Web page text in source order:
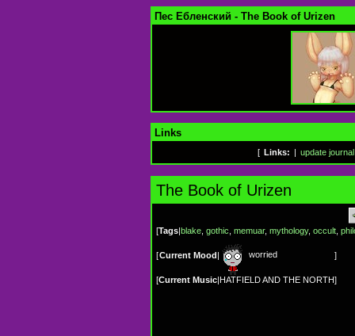
Пес Ебленский - The Book of Urizen
Links
[ Links: update journal
The Book of Urizen
[Tags|blake gothic memuar, mythology, occult
[Current Mood| worried ]
[Current Music|HATFIELD AND THE NORTH]